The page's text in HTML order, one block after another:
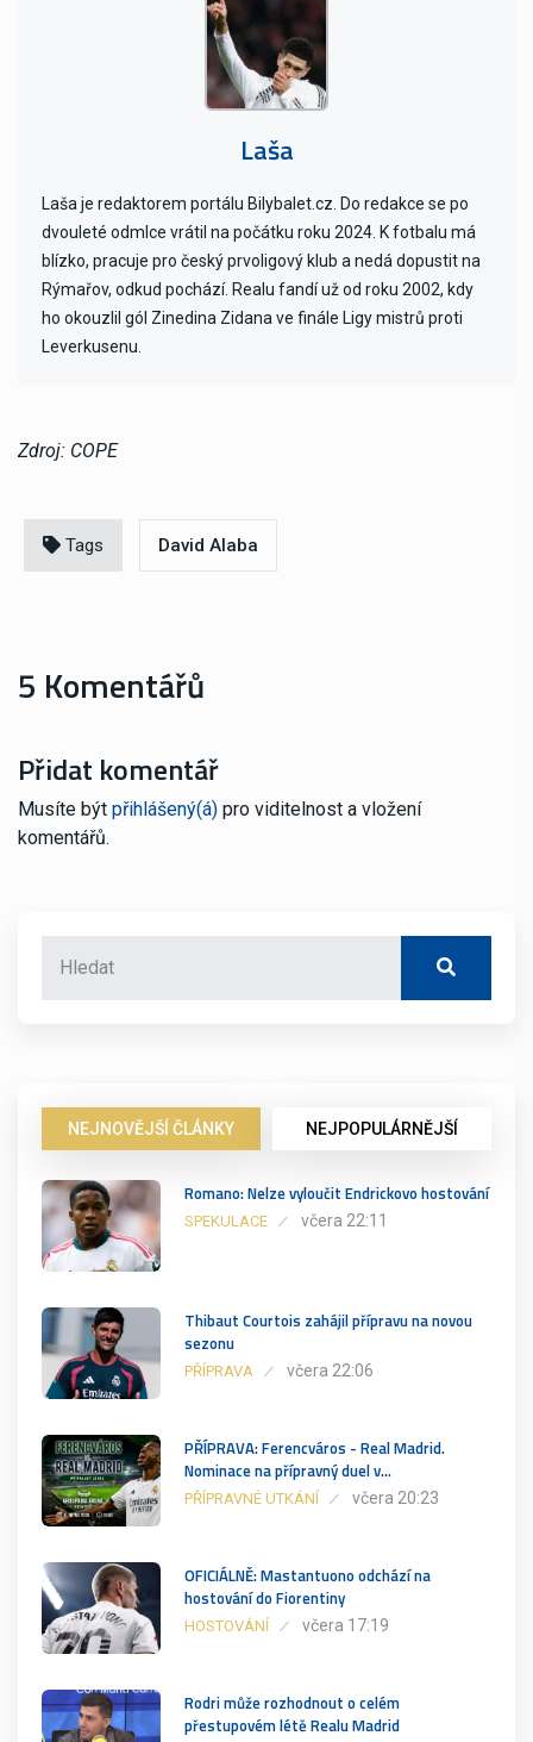
Laša
Laša je redaktorem portálu Bilybalet.cz. Do redakce se po
dvouleté odmlce vrátil na počátku roku 2024. K fotbalu má
blízko, pracuje pro český prvoligový klub a nedá dopustit na
Rýmařov, odkud pochází. Realu fandí už od roku 2002, kdy
ho okouzlil gól Zinedina Zidana ve finále Ligy mistrů proti
Leverkusenu.
Zdroj: COPE
Tags David Alaba
5 Komentářů
Přidat komentář
Musíte být přihlášený(á) pro viditelnost a vložení
komentářů.
NEJNOVĚJŠÍ ČLÁNKY NEJPOPULÁRNĚJŠÍ
Romano: Nelze vyloučit Endrickovo hostování
SPEKULACE včera 22:11
Thibaut Courtois zahájil přípravu na novou
sezonu
PŘÍPRAVA včera 22:06
PŘÍPRAVA: Ferencváros - Real Madrid.
Nominace na přípravný duel v…
PŘÍPRAVNÉ UTKÁNÍ včera 20:23
OFICIÁLNĚ: Mastantuono odchází na
hostování do Fiorentiny
HOSTOVÁNÍ včera 17:19
Rodri může rozhodnout o celém
přestupovém létě Realu Madrid